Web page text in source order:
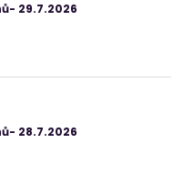
29.7.2026
28.7.2026